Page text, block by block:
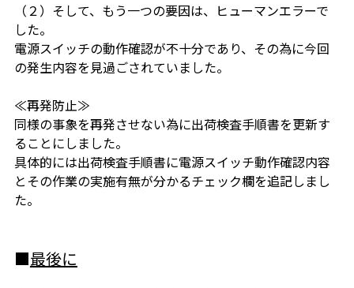
（２）そして、もう一つの要因は、ヒューマンエラーで
した。
電源スイッチの動作確認が不十分であり、その為に今回
の発生内容を見過ごされていました。
≪再発防止≫
同様の事象を再発させない為に出荷検査手順書を更新す
ることにしました。
具体的には出荷検査手順書に電源スイッチ動作確認内容
とその作業の実施有無が分かるチェック欄を追記しまし
た。
■最後に